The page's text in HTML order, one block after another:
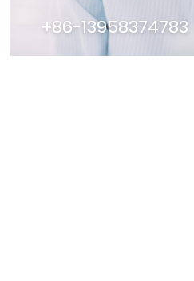
+86-13958374783